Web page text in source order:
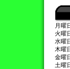
月曜
火曜
水曜
木曜
金曜
土曜